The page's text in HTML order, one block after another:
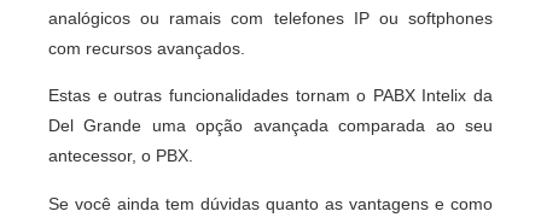
analógicos ou ramais com telefones IP ou softphones
com recursos avançados.
Estas e outras funcionalidades tornam o PABX Intelix da
Del Grande uma opção avançada comparada ao seu
antecessor, o PBX.
Se você ainda tem dúvidas quanto as vantagens e como